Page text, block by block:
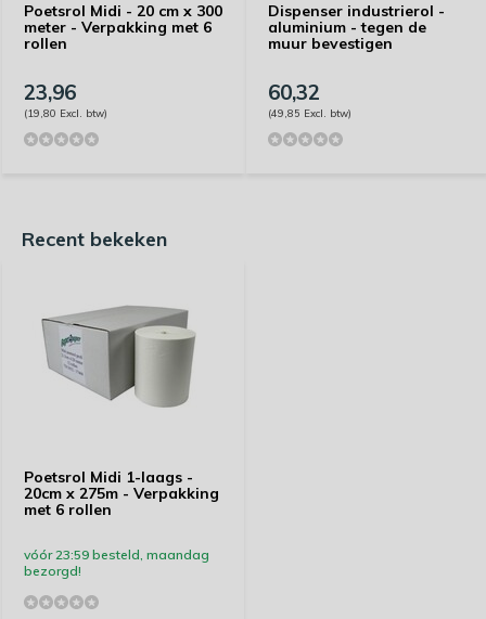
Poetsrol Midi - 20 cm x 300
meter - Verpakking met 6
rollen
23,96
(19,80 Excl. btw)
Dispenser industrierol -
aluminium - tegen de
muur bevestigen
60,32
(49,85 Excl. btw)
Recent bekeken
Poetsrol Midi 1-laags -
20cm x 275m - Verpakking
met 6 rollen
vóór 23:59 besteld, maandag
bezorgd!